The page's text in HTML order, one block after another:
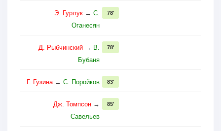
Э. Гурлук → С.
Оганесян
78'
Д. Рыбчинский → В.
Бубаня
78'
Г. Гузина→ С. Поройков 83'
Дж. Томпсон →
Савельев
85'